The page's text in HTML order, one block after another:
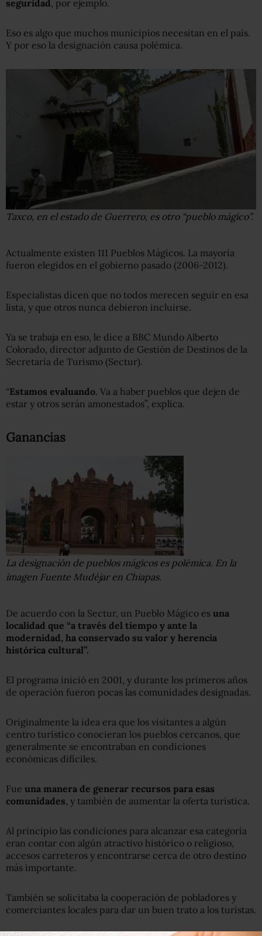
seguridad , por ejemplo.
Eso es algo que muchos municipios necesitan en el país.
Y por eso la designación causa polémica.
Taxco, en el estado de Guerrero, es otro “pueblo mágico”.
Actualmente existen 111 Pueblos Mágicos. La mayoría
fueron elegidos en el gobierno pasado (2006-2012).
Especialistas dicen que no todos merecen seguir en esa
lista, y que otros nunca debieron incluirse.
Ya se trabaja en eso, le dice a BBC Mundo Alberto
Colorado, director adjunto de Gestión de Destinos de la
Secretaría de Turismo (Sectur).
“Estamos evaluando. Va a haber pueblos que dejen de
estar y otros serán amonestados”, explica.
Ganancias
La designación de pueblos mágicos es polémica. En la
imagen Fuente Mudéjar en Chiapas.
De acuerdo con la Sectur, un Pueblo Mágico es una
localidad que “a través del tiempo y ante la
modernidad, ha conservado su valor y herencia
histórica cultural”.
El programa inició en 2001, y durante los primeros años
de operación fueron pocas las comunidades designadas.
Originalmente la idea era que los visitantes a algún
centro turístico conocieran los pueblos cercanos, que
generalmente se encontraban en condiciones
económicas difíciles.
Fue una manera de generar recursos para esas
comunidades, y también de aumentar la oferta turística.
Al principio las condiciones para alcanzar esa categoría
eran contar con algún atractivo histórico o religioso,
accesos carreteros y encontrarse cerca de otro destino
más importante.
También se solicitaba la cooperación de pobladores y
comerciantes locales para dar un buen trato a los turistas.